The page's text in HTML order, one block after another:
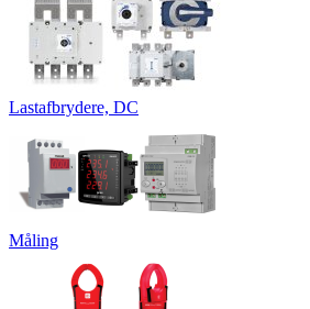
Lastafbrydere, DC
Måling